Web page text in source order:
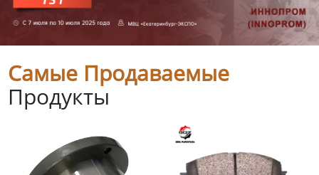
Самые Продаваемые
Продукты